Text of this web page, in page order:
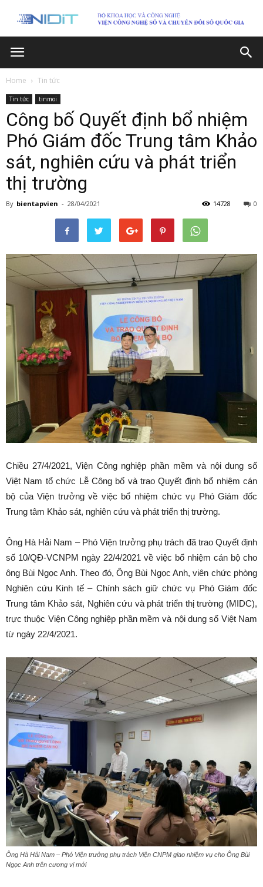
Home Tin tức
Tin tức tinmoi
Công bố Quyết định bổ nhiệm
Phó Giám đốc Trung tâm Khảo
sát, nghiên cứu và phát triển
thị trường
By bientapvien - 28/04/2021 0
14728
Chiều 27/4/2021, Viện Công nghiệp phần mềm và nội dung số
Việt Nam tổ chức Lễ Công bố và trao Quyết định bổ nhiệm cán
bộ của Viện trưởng về việc bổ nhiệm chức vụ Phó Giám đốc
Trung tâm Khảo sát, nghiên cứu và phát triển thị trường.
Ông Hà Hải Nam – Phó Viện trưởng phụ trách đã trao Quyết định
số 10/QĐ-VCNPM ngày 22/4/2021 về việc bổ nhiệm cán bộ cho
ông Bùi Ngọc Anh. Theo đó, Ông Bùi Ngọc Anh, viên chức phòng
Nghiên cứu Kinh tế – Chính sách giữ chức vụ Phó Giám đốc
Trung tâm Khảo sát, Nghiên cứu và phát triển thị trường (MIDC),
trực thuộc Viện Công nghiệp phần mềm và nội dung số Việt Nam
từ ngày 22/4/2021.
Ông Hà Hải Nam – Phó Viện trưởng phụ trách Viện CNPM giao nhiệm vụ cho Ông Bùi
Ngọc Anh trên cương vị mới